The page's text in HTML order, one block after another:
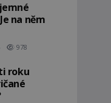
na něm
978
roku